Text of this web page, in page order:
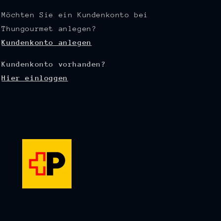
Möchten Sie ein Kundenkonto bei
Thungourmet anlegen?
Kundenkonto anlegen
Kundenkonto vorhanden?
Hier einloggen